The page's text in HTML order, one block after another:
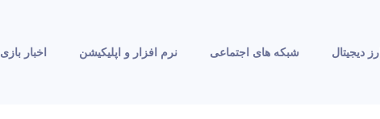
ارز دیجیتال شبکه های اجتماعی نرم افزار و اپلیکیشن اخبار بازی